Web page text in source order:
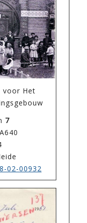
voor Het
7
02-00932